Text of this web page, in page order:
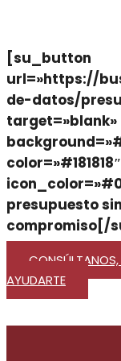
[su_button
url=»https://
de-datos/
target=»blank»
presupuesto sin
compromiso[/
AYUDARTE